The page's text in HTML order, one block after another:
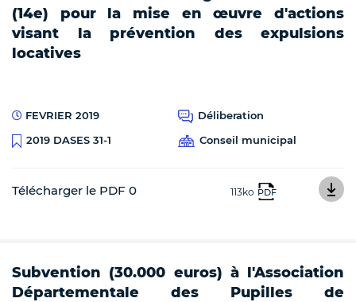
(14e) pour la mise en œuvre d'actions
visant la prévention des expulsions
locatives
FEVRIER 2019
Déliberation
2019 DASES 31-1
Conseil municipal
Télécharger le PDF 0 113ko PDF
Subvention (30.000 euros) à l'Association
Départementale des Pupilles de